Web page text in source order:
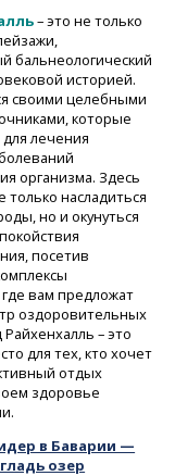
– это не только
бальнеологический
историей.
своими целебными
которые
лечения
организма. Здесь
насладиться
но и окунуться
посетив
где вам предложат
оздоровительных
– это
для тех, кто хочет
отдых
здоровье
в Баварии —
озер